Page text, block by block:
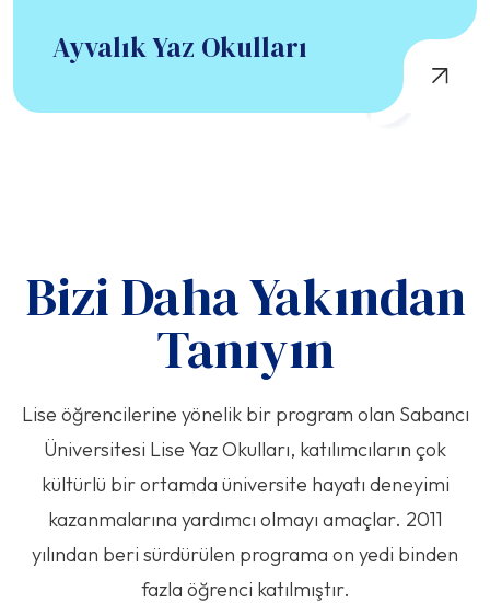
Ayvalık Yaz Okulları
Bizi Daha Yakından
Tanıyın
Lise öğrencilerine yönelik bir program olan Sabancı
Üniversitesi Lise Yaz Okulları, katılımcıların çok
kültürlü bir ortamda üniversite hayatı deneyimi
kazanmalarına yardımcı olmayı amaçlar. 2011
yılından beri sürdürülen programa on yedi binden
fazla öğrenci katılmıştır.